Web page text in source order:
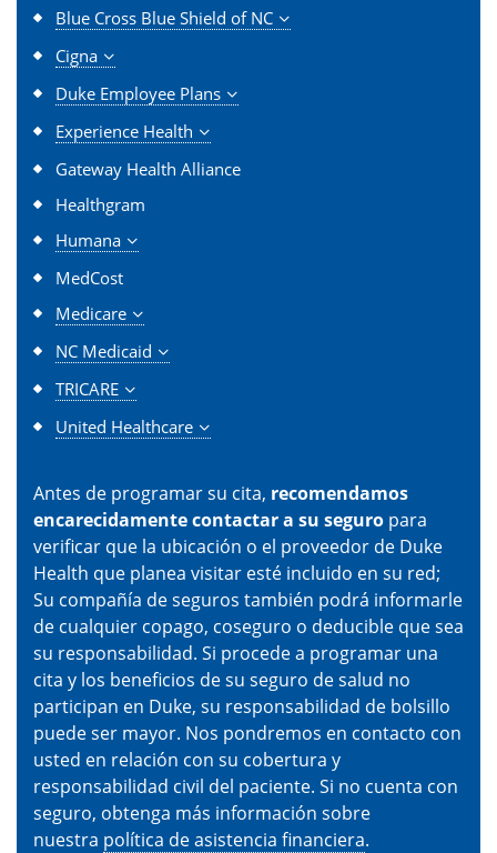
Blue Cross Blue Shield of NC
Cigna
Duke Employee Plans
Experience Health
Gateway Health Alliance
Healthgram
Humana
MedCost
Medicare
NC Medicaid
TRICARE
United Healthcare
Antes de programar su cita, recomendamos
encarecidamente contactar a su seguro para
verificar que la ubicación o el proveedor de Duke
Health que planea visitar esté incluido en su red;
Su compañía de seguros también podrá informarle
de cualquier copago, coseguro o deducible que sea
su responsabilidad. Si procede a programar una
cita y los beneficios de su seguro de salud no
participan en Duke, su responsabilidad de bolsillo
puede ser mayor. Nos pondremos en contacto con
usted en relación con su cobertura y
responsabilidad civil del paciente. Si no cuenta con
seguro, obtenga más información sobre
nuestra política de asistencia financiera.